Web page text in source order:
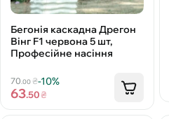
Бегонія каскадна Дрегон
Вінг F1 червона 5 шт,
Професійне насіння
70.00₴-10%
63.50₴